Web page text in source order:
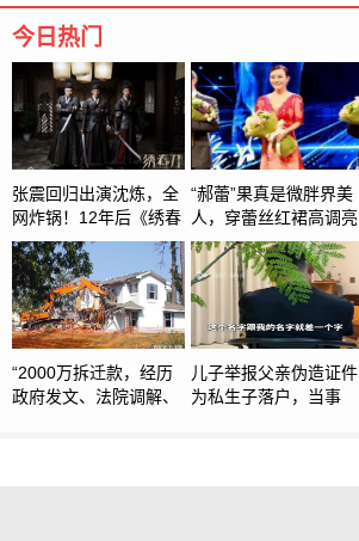
今日热门
张震回归出演沈炼，全
网炸锅！12年后《绣春
刀3》跳到南明，中年
沈炼命运何去何从
“郝蕾”果真是微胖界美
人，穿蕾丝红裙高调亮
相，身材和气场绝了
“2000万拆迁款，经历
政府发文、法院调解、
儿子举报父亲伪造证件
为私生子落户，当事